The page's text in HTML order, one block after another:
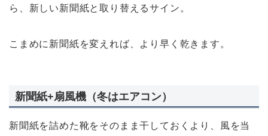
ら、新しい新聞紙と取り替えるサイン。
こまめに新聞紙を変えれば、より早く乾きます。
新聞紙+扇風機（冬はエアコン）
新聞紙を詰めた靴をそのまま干しておくより、風を当